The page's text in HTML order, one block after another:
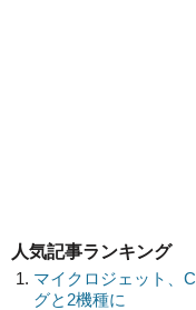
人気記事ランキング
マイクロジェット、
グと2機種に